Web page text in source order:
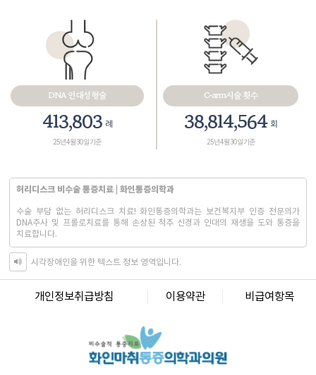
DNA 인대성형술
467,575 례
25년 4월 30일 기준
C-arm시술 횟수
43,858,265 회
25년 4월 30일 기준
허리디스크 비수술 통증치료 | 화인통증의학과
수술 부담 없는 허리디스크 치료! 화인통증의학과는 보건복지부 인증 전문의가
DNA주사 및 프롤로치료를 통해 손상된 척추 신경과 인대의 재생을 도와 통증을
치료합니다.
시각장애인을 위한 텍스트 정보 영역입니다.
개인정보취급방침 이용약관 비급여항목
대표자명: 윤경섭
서울 강남구 테헤란로 405 BGF 사옥 빌딩 3층 (서울 강남구 삼성동 141-32)
대표자명: 이정욱